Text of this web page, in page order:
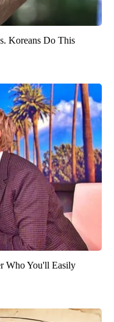
Koreans Do This
Who You'll Easily